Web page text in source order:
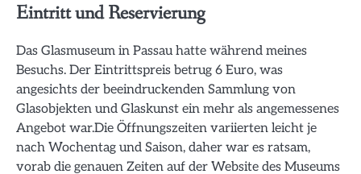
Eintritt und Reservierung
Das Glasmuseum in Passau hatte während meines
Besuchs. Der Eintrittspreis betrug 6 Euro, was
angesichts der beeindruckenden Sammlung von
Glasobjekten und Glaskunst ein mehr als angemessenes
Angebot war.Die Öffnungszeiten variierten leicht je
nach Wochentag und Saison, daher war es ratsam,
vorab die genauen Zeiten auf der Website des Museums